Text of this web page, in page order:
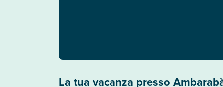
La tua vacanza presso